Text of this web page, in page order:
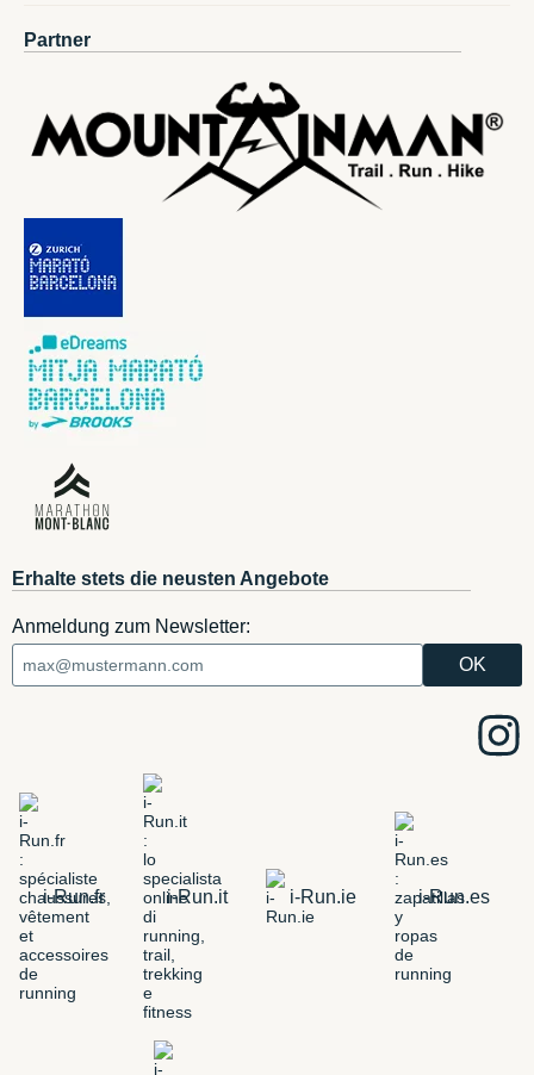
Partner
Erhalte stets die neusten Angebote
Anmeldung zum Newsletter:
i-Run.fr i-Run.it i-Run.ie i-Run.es